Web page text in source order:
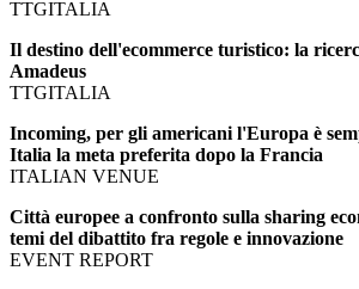
TTGITALIA
Il destino dell'ecommerce turistico: la
Amadeus
TTGITALIA
Incoming, per gli americani l'Europa è
Italia la meta preferita dopo la Francia
ITALIAN VENUE
Città europee a confronto sulla sharing
temi del dibattito fra regole e innovazione
EVENT REPORT